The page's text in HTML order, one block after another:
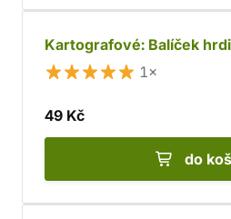
Kartografové: Balíček
1×
49 Kč
do